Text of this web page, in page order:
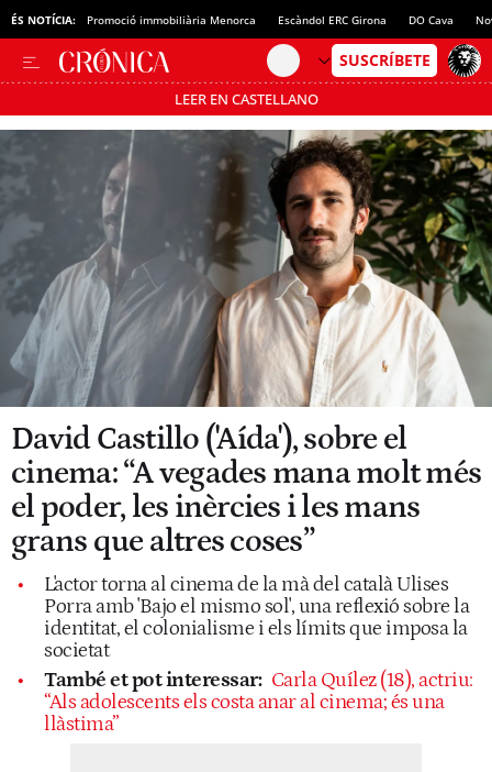
ÉS NOTÍCIA: Promoció immobiliària Menorca Escàndol ERC Girona DO Cava
LEER EN CASTELLANO
Passa’t al mode estalvi
David Castillo ('Aída'), sobre el
cinema: “A vegades mana molt més
el poder, les inèrcies i les mans
grans que altres coses”
L'actor torna al cinema de la mà del català Ulises
Porra amb 'Bajo el mismo sol', una reflexió sobre la
identitat, el colonialisme i els límits que imposa la
societat
També et pot interessar: Carla Quílez (18), actriu:
“Als adolescents els costa anar al cinema; és una
llàstima”